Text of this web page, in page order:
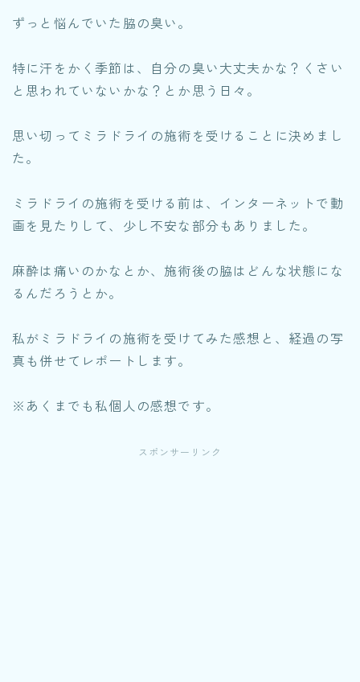
ずっと悩んでいた脇の臭い。
特に汗をかく季節は、自分の臭い大丈夫かな？くさい
と思われていないかな？とか思う日々。
思い切ってミラドライの施術を受けることに決めまし
た。
ミラドライの施術を受ける前は、インターネットで動
画を見たりして、少し不安な部分もありました。
麻酔は痛いのかなとか、施術後の脇はどんな状態にな
るんだろうとか。
私がミラドライの施術を受けてみた感想と、経過の写
真も併せてレポートします。
※あくまでも私個人の感想です。
スポンサーリンク